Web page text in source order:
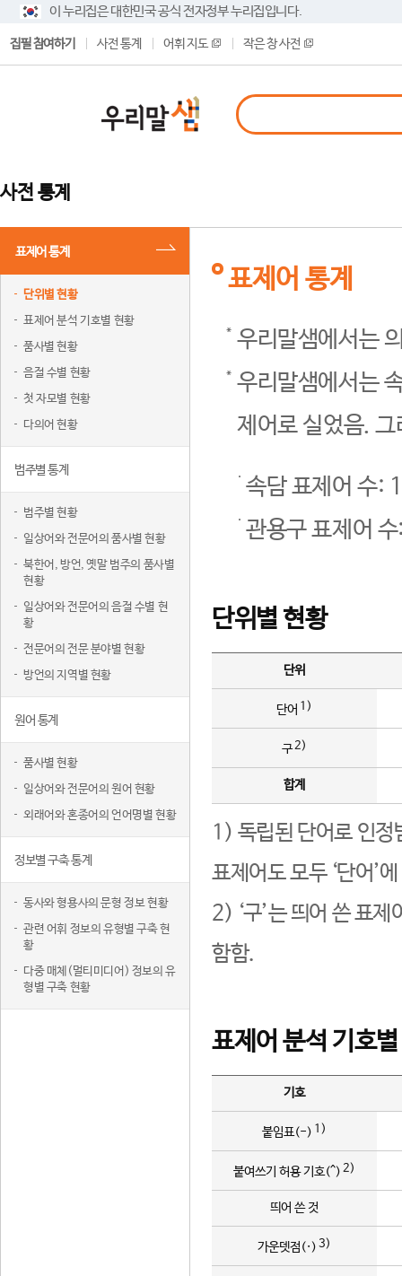
이 누리집은 대한민국 공식 전자정부 누리집입니다.
집필 참여하기 사전 통계 어휘 지도 작은 창 사전
사전 통계
표제어 통계
단위별 현황
표제어 분석 기호별 현황
품사별 현황
음절 수별 현황
첫 자모별 현황
다의어 현황
범주별 통계
범주별 현황
일상어와 전문어의 품사별 현황
북한어, 방언, 옛말 범주의 품사별
현황
일상어와 전문어의 음절 수별 현
황
전문어의 전문 분야별 현황
방언의 지역별 현황
원어 통계
품사별 현황
일상어와 전문어의 원어 현황
외래어와 혼종어의 언어명별 현황
정보별 구축 통계
동사와 형용사의 문형 정보 현황
관련 어휘 정보의 유형별 구축 현
황
다중 매체(멀티미디어) 정보의 유
형별 구축 현황
표제어 통계
우리말샘에서는
우리말샘에서는
제어로 실었음.
속담 표제어 수:
관용구 표제어
단위별 현황
단위
단어 1)
구2)
합계
1) 독립된 단어로 인정
표제어도 모두 ‘단어’
2) ‘구’는 띄어 쓴 표
함함.
표제어 분석 기호
기호
붙임표(-) 1)
붙여쓰기 허용 기호(^) 2)
띄어 쓴 것
가운뎃점(·) 3)